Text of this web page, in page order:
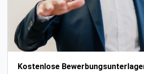
Kostenlose